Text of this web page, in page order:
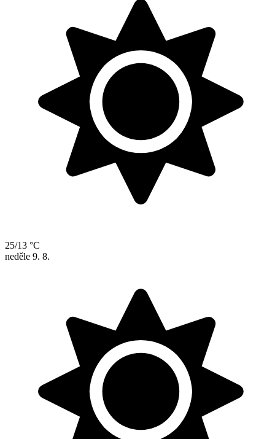
25/13 °C
neděle 9. 8.